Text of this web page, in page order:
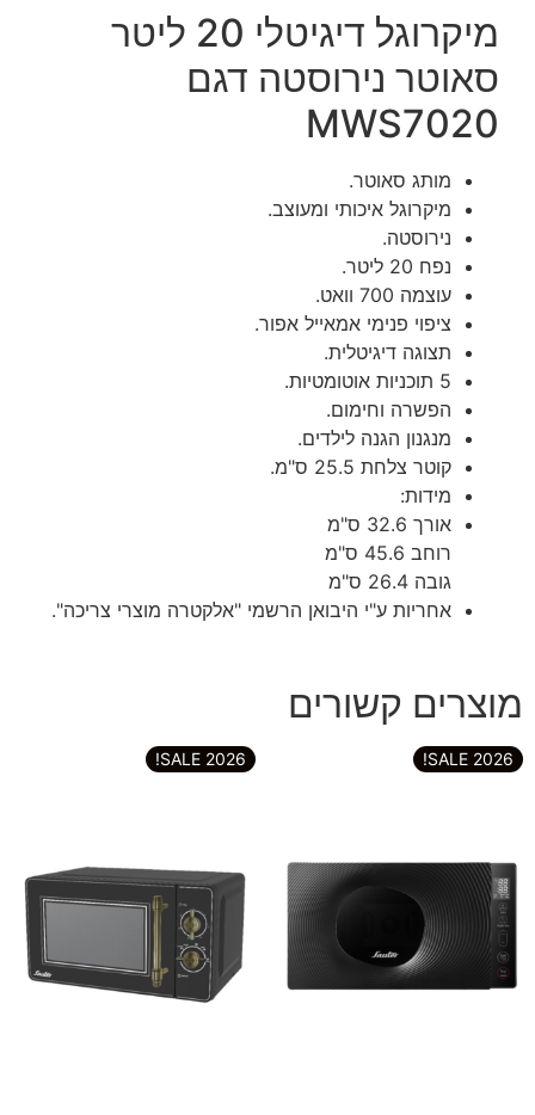
מיקרוגל דיגיטלי 20 ליטר
סאוטר נירוסטה דגם
MWS7020
מותג סאוטר.
מיקרוגל איכותי ומעוצב.
נירוסטה.
נפח 20 ליטר.
עוצמה 700 וואט.
ציפוי פנימי אמאייל אפור.
תצוגה דיגיטלית.
5 תוכניות אוטומטיות.
הפשרה וחימום.
מנגנון הגנה לילדים.
קוטר צלחת 25.5 ס"מ.
מידות:
אורך 32.6 ס"מ
רוחב 45.6 ס"מ
גובה 26.4 ס"מ
אחריות ע"י היבואן הרשמי "אלקטרה מוצרי צריכה".
מוצרים קשורים
2026 SALE!
2026 SALE!